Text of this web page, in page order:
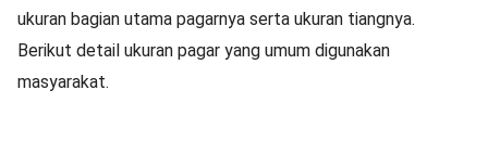
ukuran bagian utama pagarnya serta ukuran tiangnya.
Berikut detail ukuran pagar yang umum digunakan
masyarakat.